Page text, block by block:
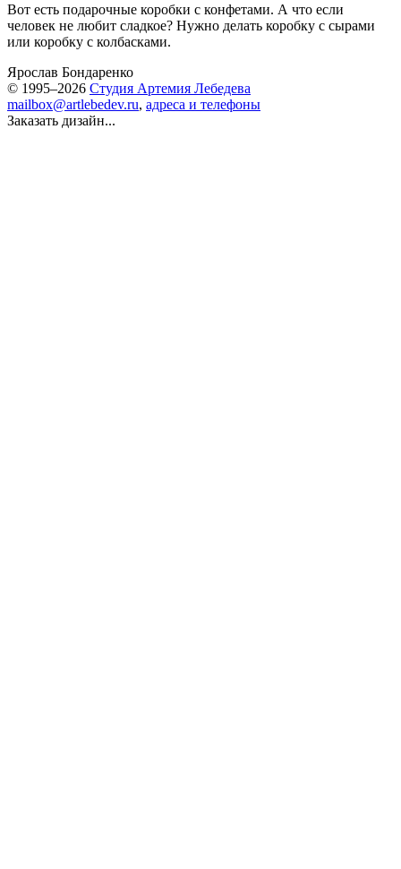
Вот есть подарочные коробки с конфетами. А что если
человек не любит сладкое? Нужно делать коробку с сырами
или коробку с колбасками.
Ярослав Бондаренко
© 1995–2026 Студия Артемия Лебедева
mailbox@artlebedev.ru, адреса и телефоны
Заказать дизайн...